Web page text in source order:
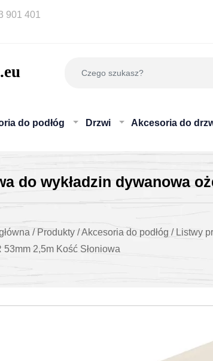
901 401
do podłóg Drzwi Akcesoria do
do wykładzin dywanowa
/ Produkty /Akcesoria do podłóg / Listwy
53mm 2,5m Kość Słoniowa